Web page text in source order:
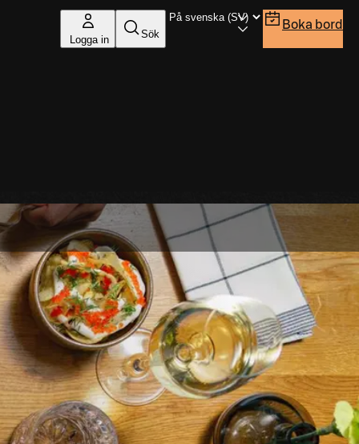
Logga in Sök
Boka bord